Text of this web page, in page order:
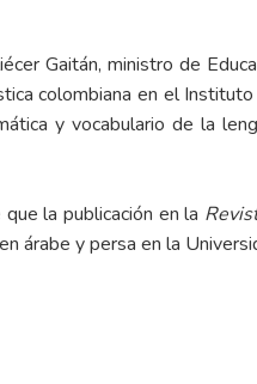
Gaitán, ministro de
colombiana en el
y vocabulario de la
la publicación en la
árabe y persa en la